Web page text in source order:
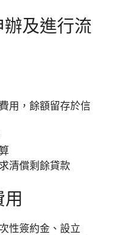
及進行流
用，餘額留存於信
清償剩餘貸款
性簽約金、設立